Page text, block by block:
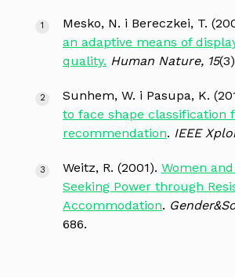
Mesko, N. i Bereczkei, T.
an adaptive means of
quality. Human Nature, 15
Sunhem, W. i Pasupa, K.
to face shape classification
recommendation. IEEE
Weitz, R. (2001). Women
Seeking Power through
Accommodation.
686.